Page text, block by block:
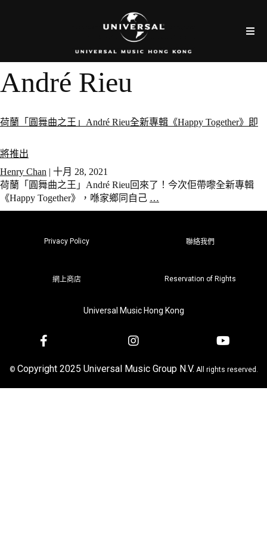
André Rieu
荷蘭「圓舞曲之王」André Rieu全新專輯《Happy Together》即
將推出
Henry Chan | 十月 28, 2021
荷蘭「圓舞曲之王」André Rieu回來了！今次佢帶嚟全新專輯
《Happy Together》，喺家鄉同自己 …
Privacy Policy 聯絡我們
網上商店 Reservation of Rights
Universal Music Hong Kong
© Copyright 2025 Universal Music Group N.V. All rights reserved.